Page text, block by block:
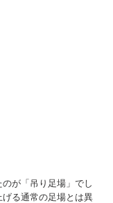
が「吊り足場」でし
る通常の足場とは異